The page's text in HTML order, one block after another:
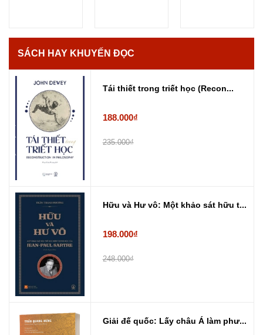
SÁCH HAY KHUYẾN ĐỌC
Tái thiết trong triết học (Recon...
188.000₫
235.000₫
Hữu và Hư vô: Một khảo sát hữu t...
198.000₫
248.000₫
Giải đế quốc: Lấy châu Á làm phư...